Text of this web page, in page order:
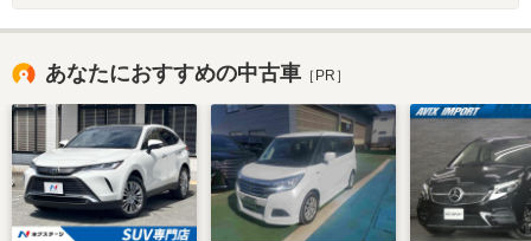
あなたにおすすめの中古車 ［PR］